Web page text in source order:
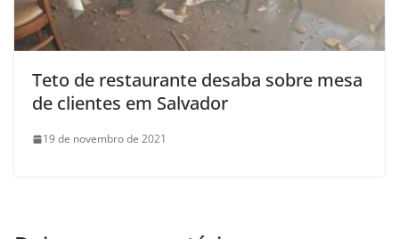
Teto de restaurante desaba sobre mesa
de clientes em Salvador
19 de novembro de 2021